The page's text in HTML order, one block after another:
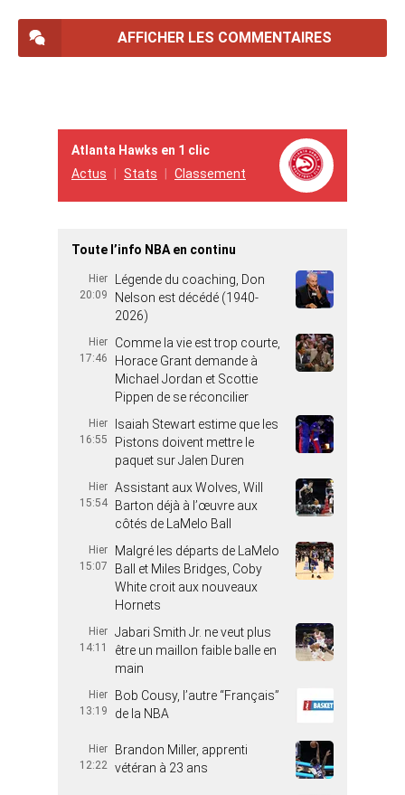
AFFICHER LES COMMENTAIRES
Atlanta Hawks en 1 clic
Actus
Stats Classement
Toute l’info NBA en continu
Hier
20:09
Légende du coaching, Don
Nelson est décédé (1940-
2026)
Hier
17:46
Comme la vie est trop courte,
Horace Grant demande à
Michael Jordan et Scottie
Pippen de se réconcilier
Hier
16:55
Isaiah Stewart estime que les
Pistons doivent mettre le
paquet sur Jalen Duren
Hier
15:54
Assistant aux Wolves, Will
Barton déjà à l’œuvre aux
côtés de LaMelo Ball
Hier
15:07
Malgré les départs de LaMelo
Ball et Miles Bridges, Coby
White croit aux nouveaux
Hornets
Hier
14:11
Jabari Smith Jr. ne veut plus
être un maillon faible balle en
main
Hier
13:19
Bob Cousy, l’autre “Français”
de la NBA
Hier
12:22
Brandon Miller, apprenti
vétéran à 23 ans